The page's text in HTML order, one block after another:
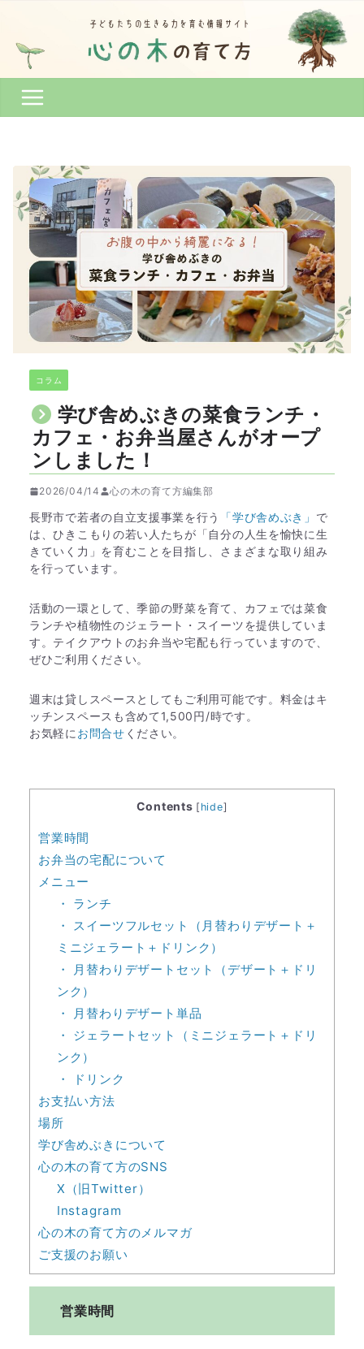
コラム
学び舎めぶきの菜食ランチ・
カフェ・お弁当屋さんがオープ
ンしました！
2026/04/14 心の木の育て方編集部
長野市で若者の自立支援事業を行う 「学び舎めぶき」 で
は、ひきこもりの若い人たちが「自分の人生を愉快に生
きていく力」を育むことを目指し、さまざまな取り組み
を行っています。
活動の一環として、季節の野菜を育て、カフェでは菜食
ランチや植物性のジェラート・スイーツを提供していま
す。テイクアウトのお弁当や宅配も行っていますので、
ぜひご利用ください。
週末は貸しスペースとしてもご利用可能です。料金はキ
ッチンスペースも含めて1,500円/時です。
​お気軽に お問合せ ください。
Contents [ hide]
営業時間
お弁当の宅配について
メニュー
・ ランチ
・ スイーツフルセット（月替わりデザート＋
ミニジェラート＋ドリンク）
​​・ 月替わりデザートセット（デザート＋ドリ
ンク）
・ 月替わりデザート単品
​​​​・ ジェラートセット（ミニジェラート＋ドリ
ンク）
​​・ ドリンク
お支払い方法
場所
学び舎めぶきについて
心の木の育て方のSNS
X（旧Twitter）
Instagram
心の木の育て方のメルマガ
ご支援のお願い
営業時間